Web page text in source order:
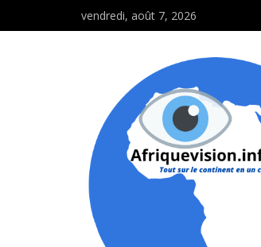
vendredi, août 7, 2026